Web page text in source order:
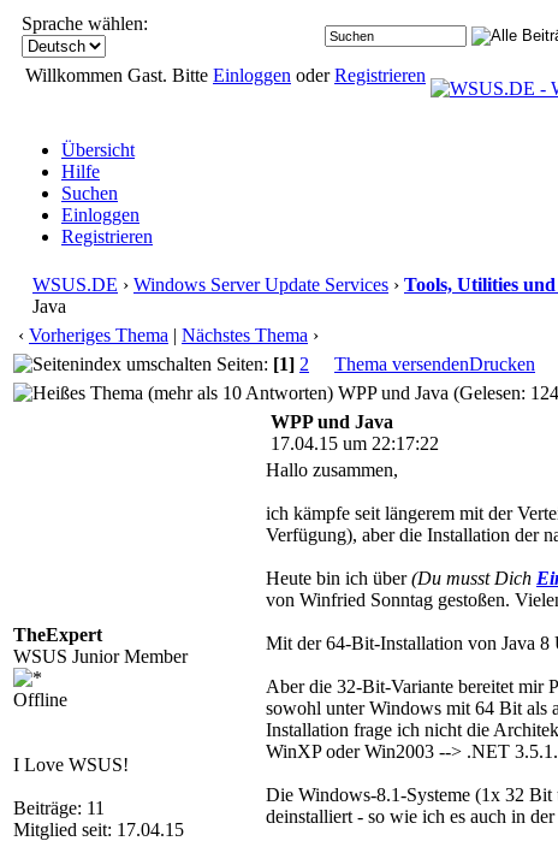
Sprache wählen:
Willkommen Gast. Bitte Einloggen oderRegistrieren
Übersicht
Hilfe
Suchen
Einloggen
Registrieren
WSUS.DE › Windows Server Update Services › Tools, Utilities
Java
‹ Vorheriges Thema | Nächstes Thema ›
Seiten: [1] 2 Thema versendenDrucken
WPP und Java (Gelesen:
TheExpert
WSUS Junior Member
Offline
I Love WSUS!
Beiträge: 11
Mitglied seit: 17.04.15
WPP und Java
17.04.15 um 22:17:22
Hallo zusammen,
ich kämpfe seit längerem mit der
Verfügung), aber die Installation der
Heute bin ich über(Du musst Dich
von Winfried Sonntag gestoßen.
Mit der 64-Bit-Installation von Java 8
Aber die 32-Bit-Variante bereitet mir
sowohl unter Windows mit 64 Bit als
Installation frage ich nicht die
WinXP oder Win2003 --> .NET 3.5.1.
Die Windows-8.1-Systeme (1x 32 Bit
deinstalliert - so wie ich es auch in